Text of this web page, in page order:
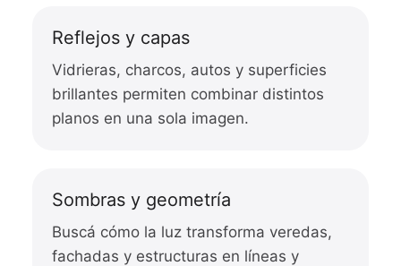
Reflejos y capas
Vidrieras, charcos, autos y superficies
brillantes permiten combinar distintos
planos en una sola imagen.
Sombras y geometría
Buscá cómo la luz transforma veredas,
fachadas y estructuras en líneas y